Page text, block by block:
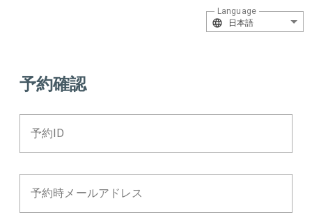
日本語
Language
予約確認
予約ID
予約時メールアドレス